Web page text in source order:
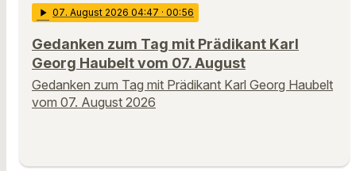
play_arrow 07. August 2026 04:47 · 00:56
Gedanken zum Tag mit Prädikant Karl
Georg Haubelt vom 07. August
Gedanken zum Tag mit Prädikant Karl Georg Haubelt
vom 07. August 2026